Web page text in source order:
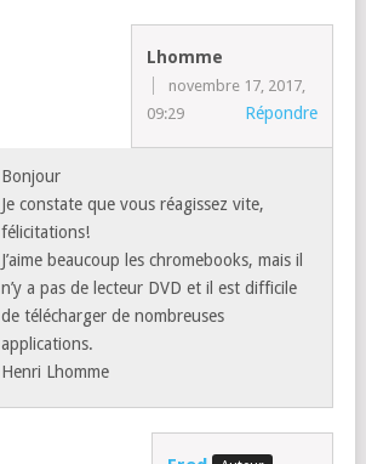
Lhomme
novembre 17, 2017,
09:29
Répondre
Bonjour
Je constate que vous réagissez vite,
félicitations!
J’aime beaucoup les chromebooks, mais il
n’y a pas de lecteur DVD et il est difficile
de télécharger de nombreuses
applications.
Henri Lhomme